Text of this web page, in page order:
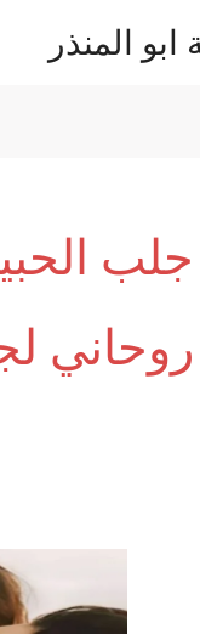
المنذر
روحاني